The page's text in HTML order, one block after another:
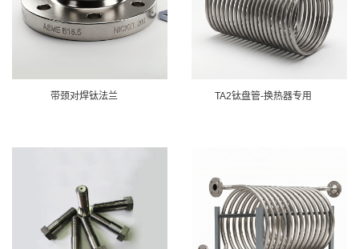
带颈对焊钛法兰 TA2钛盘管-换热器专用